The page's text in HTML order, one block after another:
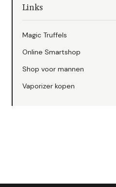
Links
Magic Truffels
Online Smartshop
Shop voor mannen
Vaporizer kopen